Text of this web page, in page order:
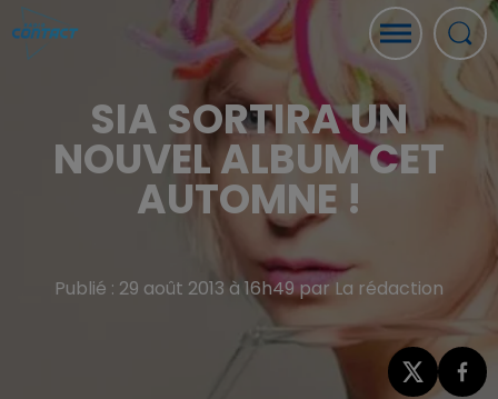
SIA SORTIRA UN
NOUVEL ALBUM CET
AUTOMNE !
Publié : 29 août 2013 à 16h49 par La rédaction